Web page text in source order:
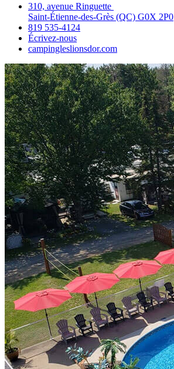
310, avenue Ringuette
Saint‑Étienne‑des‑Grès (QC) G0X 2P0
819 535‑4124
Écrivez‑nous
campingleslionsdor.com